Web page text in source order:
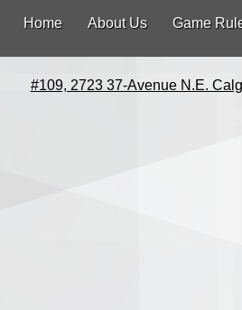
Home About Us Game
#109, 2723 37-Avenue N.E.